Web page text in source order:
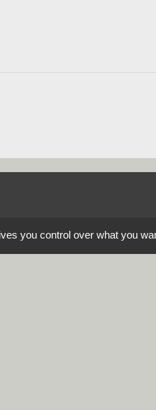
you control over what you